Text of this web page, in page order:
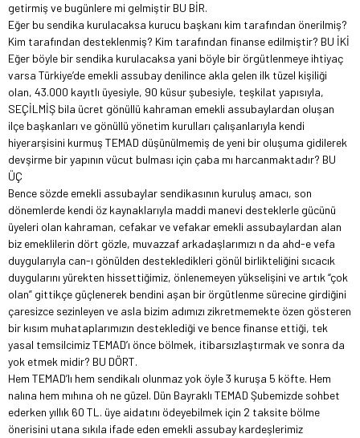
getirmiş ve bugünlere mi gelmiştir BU BİR.
Eğer bu sendika kurulacaksa kurucu başkanı kim tarafından önerilmiş?
Kim tarafından desteklenmiş? Kim tarafından finanse edilmiştir? BU İKİ
Eğer böyle bir sendika kurulacaksa yani böyle bir örgütlenmeye ihtiyaç
varsa Türkiye’de emekli assubay denilince akla gelen ilk tüzel kişiliği
olan, 43.000 kayıtlı üyesiyle, 90 küsur şubesiyle, teşkilat yapısıyla,
SEÇİLMİŞ bila ücret gönüllü kahraman emekli assubaylardan oluşan
ilçe başkanları ve gönüllü yönetim kurulları çalışanlarıyla kendi
hiyerarşisini kurmuş TEMAD düşünülmemiş de yeni bir oluşuma gidilerek
devşirme bir yapının vücut bulması için çaba mı harcanmaktadır? BU
ÜÇ
Bence sözde emekli assubaylar sendikasının kuruluş amacı, son
dönemlerde kendi öz kaynaklarıyla maddi manevi desteklerle gücünü
üyeleri olan kahraman, cefakar ve vefakar emekli assubaylardan alan
biz emeklilerin dört gözle, muvazzaf arkadaşlarımızı n da ahd-e vefa
duygularıyla can-ı gönülden destekledikleri gönül birlikteliğini sıcacık
duygularını yürekten hissettiğimiz, önlenemeyen yükselişini ve artık “çok
olan” gittikçe güçlenerek bendini aşan bir örgütlenme sürecine girdiğini
çaresizce sezinleyen ve asla bizim adımızı zikretmemekte özen gösteren
bir kısım muhataplarımızın desteklediği ve bence finanse ettiği, tek
yasal temsilcimiz TEMAD’ı önce bölmek, itibarsızlaştırmak ve sonra da
yok etmek midir? BU DÖRT.
Hem TEMAD’lı hem sendikalı olunmaz yok öyle 3 kuruşa 5 köfte. Hem
nalına hem mıhına oh ne güzel. Dün Bayraklı TEMAD Şubemizde sohbet
ederken yıllık 60 TL. üye aidatını ödeyebilmek için 2 taksite bölme
önerisini utana sıkıla ifade eden emekli assubay kardeşlerimiz